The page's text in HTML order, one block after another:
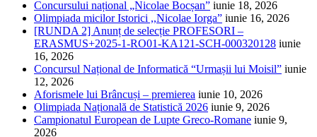
Concursului național „Nicolae Bocșan” iunie 18, 2026
Olimpiada micilor Istorici ,,Nicolae Iorga” iunie 16, 2026
[RUNDA 2] Anunț de selecție PROFESORI –
ERASMUS+2025-1-RO01-KA121-SCH-000320128 iunie
16, 2026
Concursul Național de Informatică “Urmașii lui Moisil” iunie
12, 2026
Aforismele lui Brâncuși – premierea iunie 10, 2026
Olimpiada Națională de Statistică 2026 iunie 9, 2026
Campionatul European de Lupte Greco-Romane iunie 9,
2026